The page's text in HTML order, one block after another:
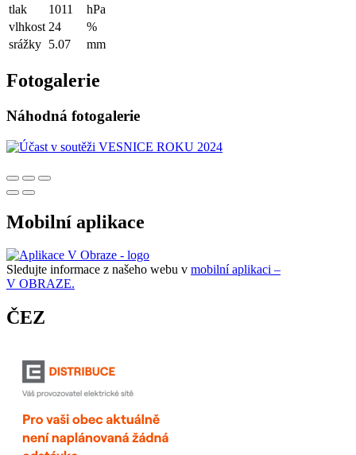
tlak
1011
hPa
vlhkost 24
%
srážky 5.07 mm
Fotogalerie
Náhodná fotogalerie
Mobilní aplikace
Sledujte informace z našeho webu v mobilní aplikaci –
V OBRAZE.
ČEZ